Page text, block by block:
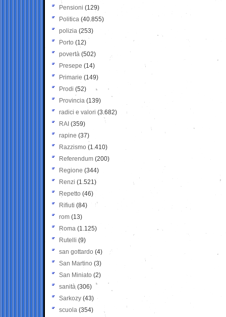
Pensioni (129)
Politica (40.855)
polizia (253)
Porto (12)
povertà (502)
Presepe (14)
Primarie (149)
Prodi (52)
Provincia (139)
radici e valori (3.682)
RAI (359)
rapine (37)
Razzismo (1.410)
Referendum (200)
Regione (344)
Renzi (1.521)
Repetto (46)
Rifiuti (84)
rom (13)
Roma (1.125)
Rutelli (9)
san gottardo (4)
San Martino (3)
San Miniato (2)
sanità (306)
Sarkozy (43)
scuola (354)